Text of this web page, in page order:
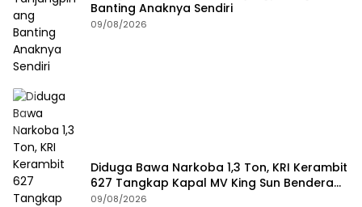
Banting Anaknya Sendiri
09/08/2026
Diduga Bawa Narkoba 1,3 Ton, KRI Kerambit
627 Tangkap Kapal MV King Sun Bendera
Tanzania
09/08/2026